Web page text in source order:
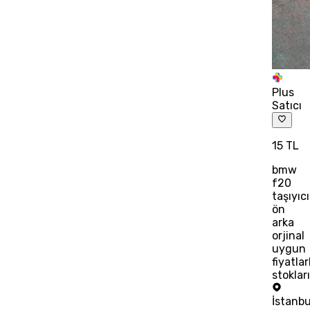
Plus
Satıcı
15 TL
bmw
f20
taşıyıcı
ön
arka
orjinal
uygun